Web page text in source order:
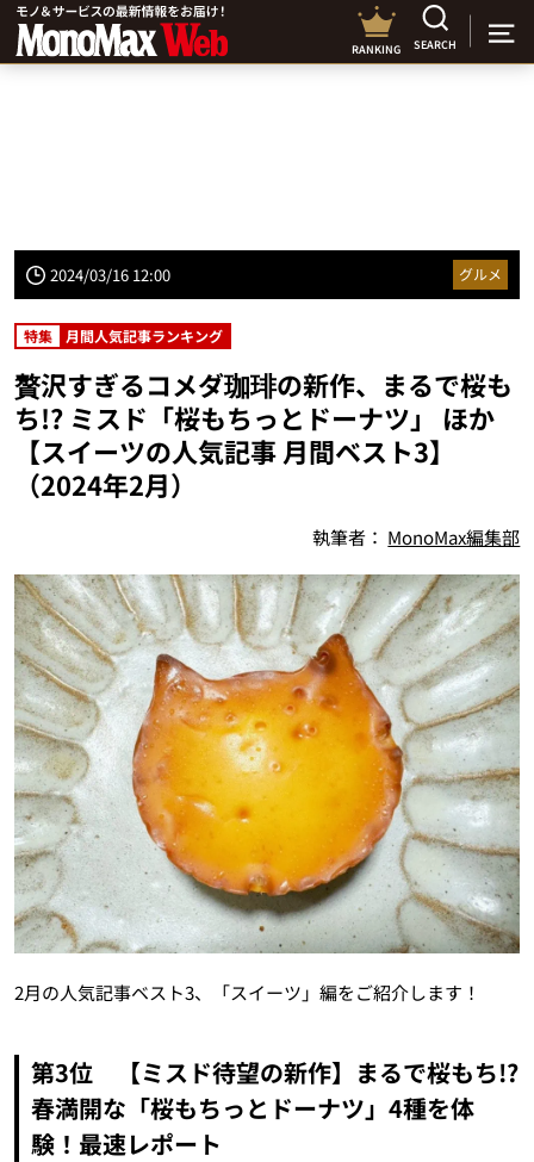
RANKING SEARCH
2024/03/16 12:00 グルメ
特集 月間人気記事ランキング
贅沢すぎるコメダ珈琲の新作、まるで桜も
ち!? ミスド「桜もちっとドーナツ」 ほか
【スイーツの人気記事 月間ベスト3】
（2024年2月）
執筆者： MonoMax編集部
2月の人気記事ベスト3、「スイーツ」編をご紹介します！
第3位 【ミスド待望の新作】まるで桜もち!?
春満開な「桜もちっとドーナツ」4種を体
験！最速レポート